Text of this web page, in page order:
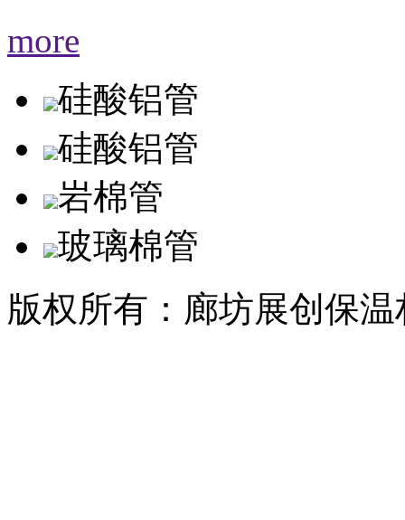
more
硅酸铝管
硅酸铝管
岩棉管
玻璃棉管
版权所有：廊坊展创保